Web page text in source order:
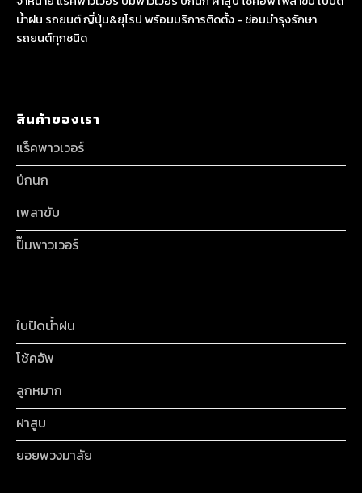
น้ำฝน รถยนต์ ญี่ปุ่น&ยุโรป พร้อมบริการติดตั้ง - ซ่อมบำรุงรักษา
รถยนต์ทุกชนิด
สินค้าของเรา
แร็คพาวเวอร์
ปีกนก
เพลาขับ
ปั๊มพาวเวอร์
ใบปัดน้ำฝน
โช้คอัพ
ลูกหมาก
ฝาสูบ
ยอยพวงมาลัย